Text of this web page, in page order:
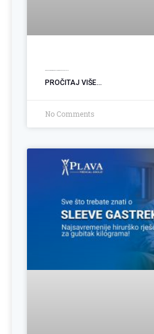
PROČITAJ VIŠE...
No Comments